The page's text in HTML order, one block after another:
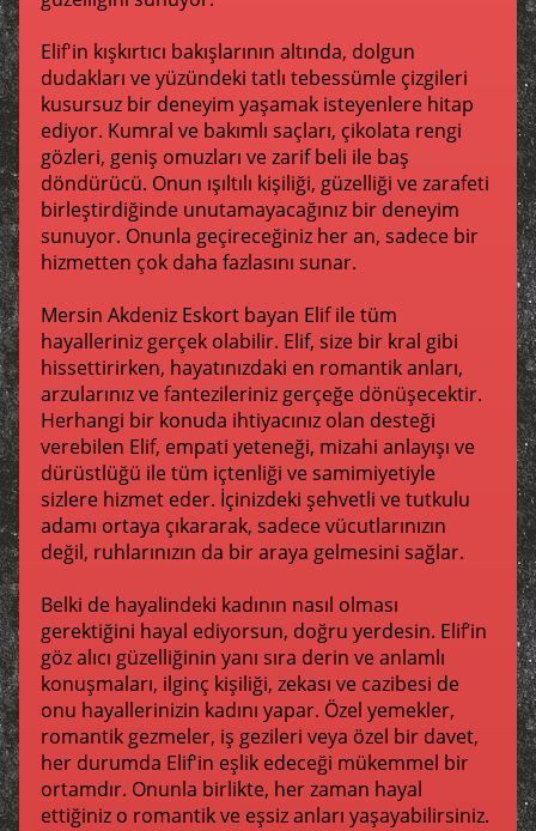
Elif'in kışkırtıcı bakışlarının altında, dolgun
dudakları ve yüzündeki tatlı tebessümle çizgileri
kusursuz bir deneyim yaşamak isteyenlere hitap
ediyor. Kumral ve bakımlı saçları, çikolata rengi
gözleri, geniş omuzları ve zarif beli ile baş
döndürücü. Onun ışıltılı kişiliği, güzelliği ve zarafeti
birleştirdiğinde unutamayacağınız bir deneyim
sunuyor. Onunla geçireceğiniz her an, sadece bir
hizmetten çok daha fazlasını sunar.
Mersin Akdeniz Eskort bayan Elif ile tüm
hayalleriniz gerçek olabilir. Elif, size bir kral gibi
hissettirirken, hayatınızdaki en romantik anları,
arzularınız ve fantezileriniz gerçeğe dönüşecektir.
Herhangi bir konuda ihtiyacınız olan desteği
verebilen Elif, empati yeteneği, mizahi anlayışı ve
dürüstlüğü ile tüm içtenliği ve samimiyetiyle
sizlere hizmet eder. İçinizdeki şehvetli ve tutkulu
adamı ortaya çıkararak, sadece vücutlarınızın
değil, ruhlarınızın da bir araya gelmesini sağlar.
Belki de hayalindeki kadının nasıl olması
gerektiğini hayal ediyorsun, doğru yerdesin. Elif’in
göz alıcı güzelliğinin yanı sıra derin ve anlamlı
konuşmaları, ilginç kişiliği, zekası ve cazibesi de
onu hayallerinizin kadını yapar. Özel yemekler,
romantik gezmeler, iş gezileri veya özel bir davet,
her durumda Elif'in eşlik edeceği mükemmel bir
ortamdır. Onunla birlikte, her zaman hayal
ettiğiniz o romantik ve eşsiz anları yaşayabilirsiniz.